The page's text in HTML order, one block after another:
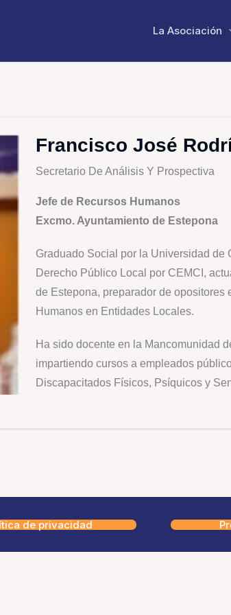
La Asociación
Francisco José
Secretario De Análisis Y Prospectiva
Jefe de Recursos Humanos
Excmo. Ayuntamiento de Estepona
Graduado Social por la Universidad
Derecho Público Local por CEMCI,
de Estepona, preparador de opositores
Humanos en Entidades Locales.
Ha sido docente en la Mancomunidad
impartiendo cursos a empleados
Discapacitados Físicos, Psíquicos y
de privacidad